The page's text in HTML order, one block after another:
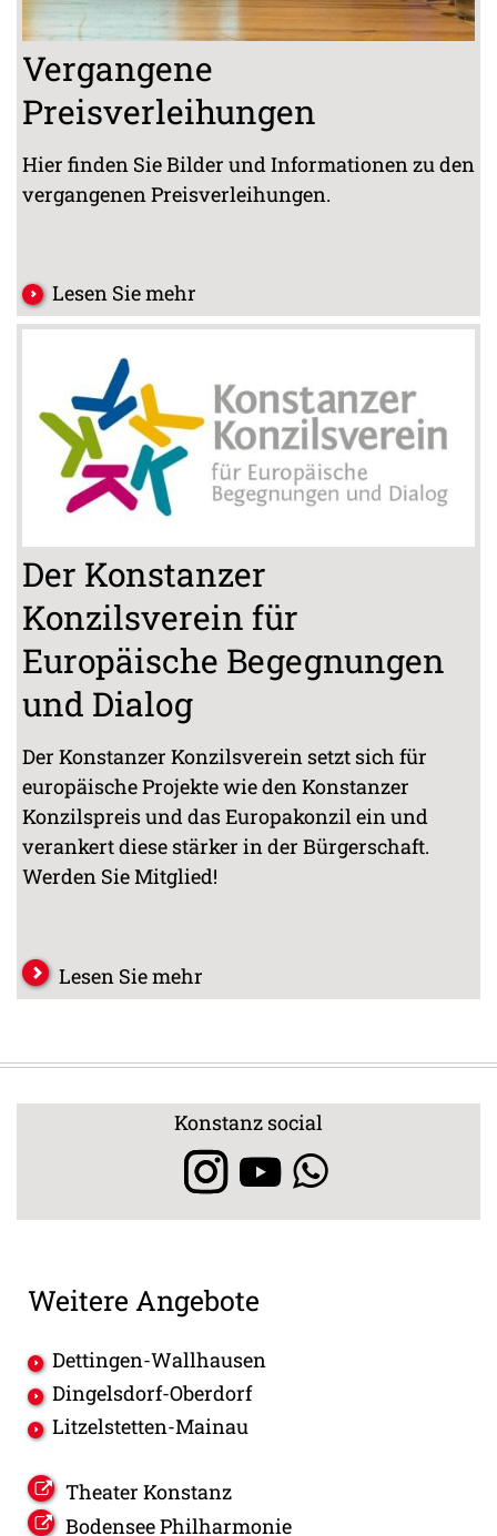
Vergangene
Preisverleihungen
Hier finden Sie Bilder und Informationen zu den
vergangenen Preisverleihungen.
Lesen Sie mehr
Der Konstanzer
Konzilsverein für
Europäische Begegnungen
und Dialog
Der Konstanzer Konzilsverein setzt sich für
europäische Projekte wie den Konstanzer
Konzilspreis und das Europakonzil ein und
verankert diese stärker in der Bürgerschaft.
Werden Sie Mitglied!
Lesen Sie mehr
Konstanz social
Weitere Angebote
Dettingen-Wallhausen
Dingelsdorf-Oberdorf
Litzelstetten-Mainau
Theater Konstanz
Bodensee Philharmonie